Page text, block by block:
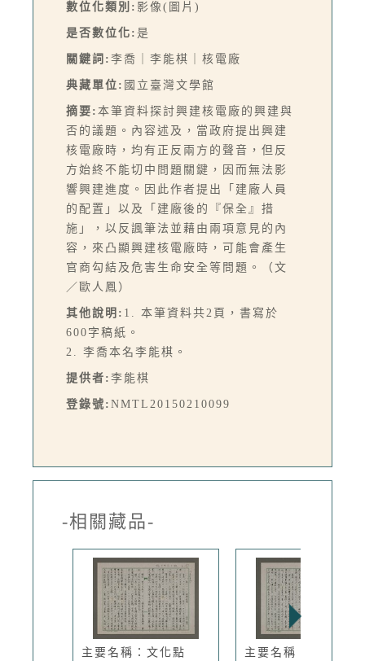
數位化類別: 影像(圖片)
是否數位化: 是
關鍵詞: 李喬｜李能棋｜核電廠
典藏單位: 國立臺灣文學館
摘要: 本筆資料探討興建核電廠的興建與
否的議題。內容述及，當政府提出興建
核電廠時，均有正反兩方的聲音，但反
方始終不能切中問題關鍵，因而無法影
響興建進度。因此作者提出「建廠人員
的配置」以及「建廠後的『保全』措
施」，以反諷筆法並藉由兩項意見的內
容，來凸顯興建核電廠時，可能會產生
官商勾結及危害生命安全等問題。（文
／歐人鳳）
其他說明: 1. 本筆資料共2頁，書寫於
600字稿紙。
2. 李喬本名李能棋。
提供者: 李能棋
登錄號: NMTL20150210099
-相關藏品-
主要名稱：文化點 主要名稱：文化點